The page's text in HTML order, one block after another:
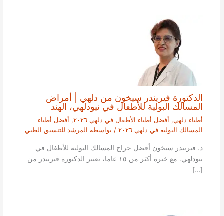
الدكتورة فيريندر سيخون من دلهي | أمراض
المسالك البولية للأطفال في نيودلهي، الهند
أطباء دلهي, أفضل أطباء الأطفال في دلهي ٢٠٢٦ , أفضل أطباء
المسالك البولية في دلهي ٢٠٢٦
/ بواسطة المرشد للتنسيق الطبي
د. فيريندر سيخون أفضل جراح المسالك البولية للأطفال في
نيودلهي. مع خبرة أكثر من ١٥ عاما، تعتبر الدكتورة فيريندر من
[…]